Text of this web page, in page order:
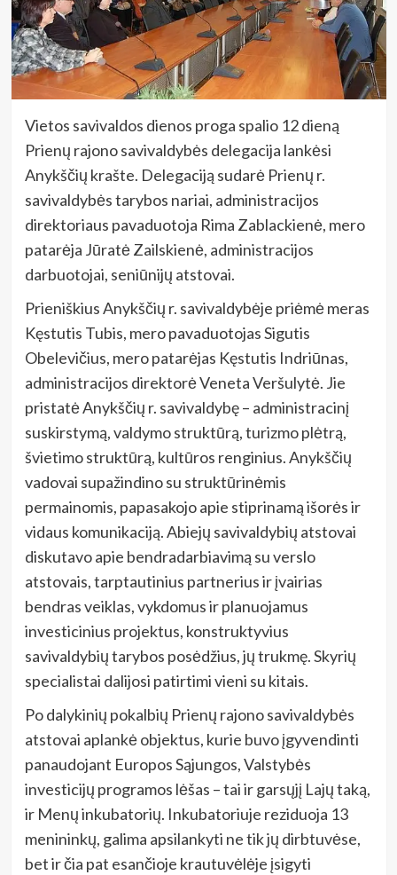
Vietos savivaldos dienos proga spalio 12 dieną
Prienų rajono savivaldybės delegacija lankėsi
Anykščių krašte. Delegaciją sudarė Prienų r.
savivaldybės tarybos nariai, administracijos
direktoriaus pavaduotoja Rima Zablackienė, mero
patarėja Jūratė Zailskienė, administracijos
darbuotojai, seniūnijų atstovai.
Prieniškius Anykščių r. savivaldybėje priėmė meras
Kęstutis Tubis, mero pavaduotojas Sigutis
Obelevičius, mero patarėjas Kęstutis Indriūnas,
administracijos direktorė Veneta Veršulytė. Jie
pristatė Anykščių r. savivaldybę – administracinį
suskirstymą, valdymo struktūrą, turizmo plėtrą,
švietimo struktūrą, kultūros renginius. Anykščių
vadovai supažindino su struktūrinėmis
permainomis, papasakojo apie stiprinamą išorės ir
vidaus komunikaciją. Abiejų savivaldybių atstovai
diskutavo apie bendradarbiavimą su verslo
atstovais, tarptautinius partnerius ir įvairias
bendras veiklas, vykdomus ir planuojamus
investicinius projektus, konstruktyvius
savivaldybių tarybos posėdžius, jų trukmę. Skyrių
specialistai dalijosi patirtimi vieni su kitais.
Po dalykinių pokalbių Prienų rajono savivaldybės
atstovai aplankė objektus, kurie buvo įgyvendinti
panaudojant Europos Sąjungos, Valstybės
investicijų programos lėšas – tai ir garsųjį Lajų taką,
ir Menų inkubatorių. Inkubatoriuje reziduoja 13
menininkų, galima apsilankyti ne tik jų dirbtuvėse,
bet ir čia pat esančioje krautuvėlėje įsigyti